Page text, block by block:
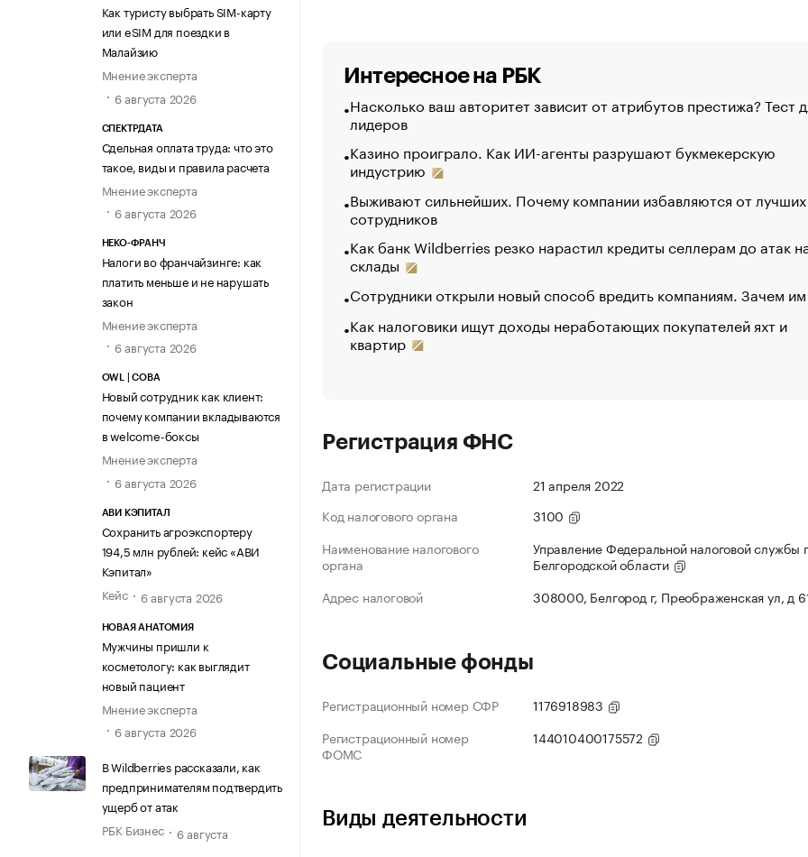
Как туристу выбрать SIM-карту
или eSIM для поездки в
Малайзию
Мнение эксперта
6 августа 2026
СПЕКТРДАТА
Сдельная оплата труда: что это
такое, виды и правила расчета
Мнение эксперта
6 августа 2026
НЕКО-ФРАНЧ
Налоги во франчайзинге: как
платить меньше и не нарушать
закон
Мнение эксперта
6 августа 2026
OWL | СОВА
Новый сотрудник как клиент:
почему компании вкладываются
в welcome-боксы
Мнение эксперта
6 августа 2026
АВИ КЭПИТАЛ
Сохранить агроэкспортеру
194,5 млн рублей: кейс «АВИ
Кэпитал»
Кейс
6 августа 2026
НОВАЯ АНАТОМИЯ
Мужчины пришли к
косметологу: как выглядит
новый пациент
Мнение эксперта
6 августа 2026
В Wildberries рассказали, как
предпринимателям подтвердить
ущерб от атак
РБК Бизнес
6 августа
Интересное на РБК
Насколько ваш авторитет зависит от атрибутов престижа? Тест
лидеров
Казино проиграло. Как ИИ-агенты разрушают букмекерскую
индустрию
Выживают сильнейших. Почему компании избавляются от лучших
сотрудников
Как банк Wildberries резко нарастил кредиты селлерам до атак
склады
Сотрудники открыли новый способ вредить компаниям. Зачем
Как налоговики ищут доходы неработающих покупателей яхт и
квартир
Регистрация ФНС
Дата регистрации
21 апреля 2022
Код налогового органа
3100
Наименование налогового
органа
Управление Федеральной налоговой службы
Белгородской области
Адрес налоговой
308000, Белгород г, Преображенская ул, д
Социальные фонды
Регистрационный номер СФР
1176918983
Регистрационный номер
ФОМС
144010400175572
Виды деятельности